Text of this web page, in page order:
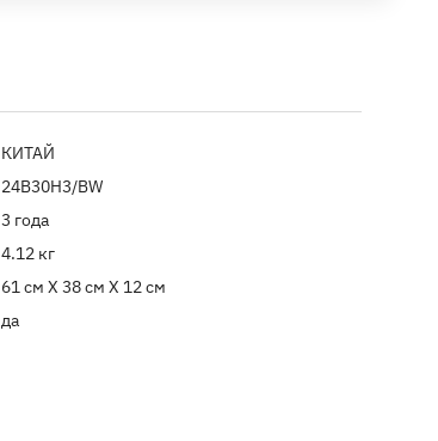
КИТАЙ
24B30H3/BW
3 года
4.12 кг
61 см X 38 см X 12 см
да